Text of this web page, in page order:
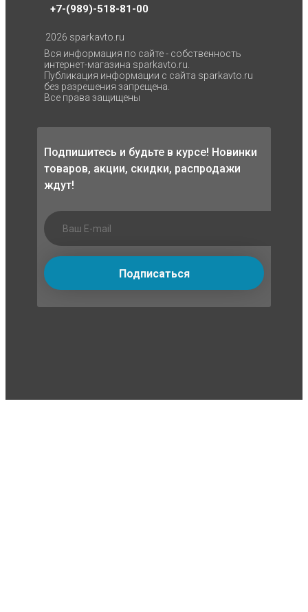
+7-(989)-518-81-00
2026 sparkavto.ru
Вся информация по сайте - собственность
интернет-магазина sparkavto.ru.
Публикация информации с сайта sparkavto.ru
без разрешения запрещена.
Все права защищены
Подпишитесь и будьте в курсе! Новинки
товаров, акции, скидки, распродажи
ждут!
Подписаться